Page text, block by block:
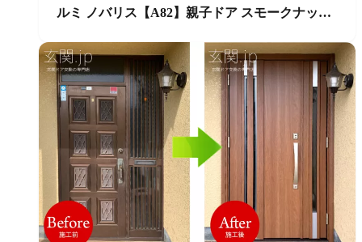
ルミ ノバリス【A82】親子ドア スモークナット